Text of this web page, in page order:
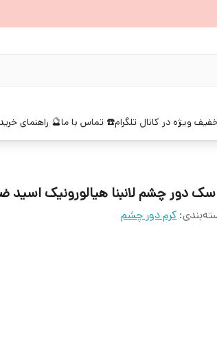
ویژه در کانال تلگرام☎️ تماس با ما🔮 راهنمای
دور چشم لانبنا هیالورونیک
: کرم دور چشم